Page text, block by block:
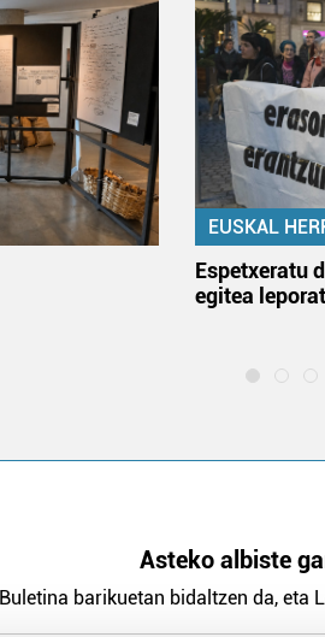
EUSKAL
Espetxeratu
egitea
Asteko albiste
Buletina barikuetan bidaltzen da, eta